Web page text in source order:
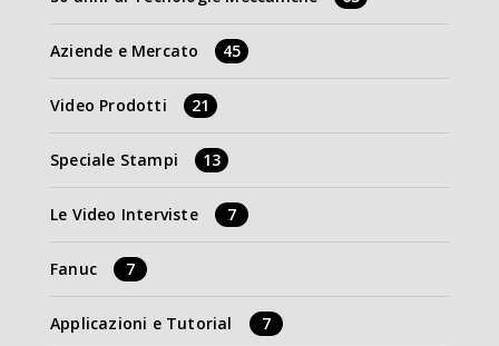
Aziende e Mercato 45
Video Prodotti 21
Speciale Stampi 13
Le Video Interviste 7
Fanuc 7
Applicazioni e Tutorial 7